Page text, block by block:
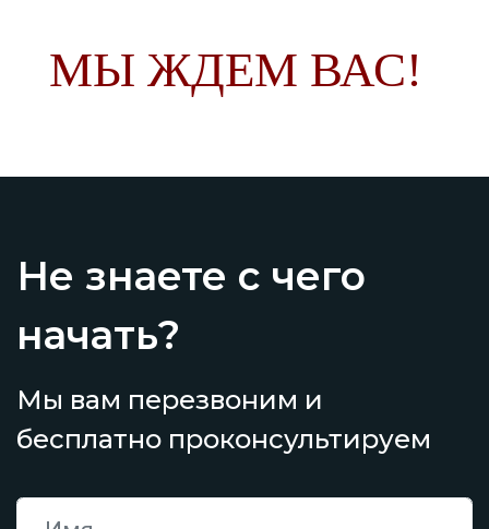
МЫ ЖДЕМ ВАС!
Не знаете с чего
начать?
Мы вам перезвоним и
бесплатно проконсультируем